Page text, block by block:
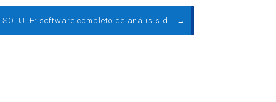
Furow by SOLUTE: software completo de análisis de datos, evaluación de recurso eólico y diseño de parque →